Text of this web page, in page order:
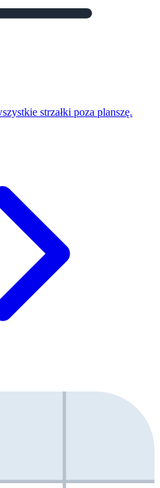
strzałki poza planszę.